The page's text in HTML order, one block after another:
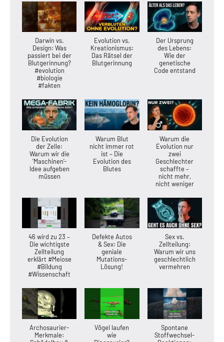
Darwin vs.
Design: Was
passiert bei der
Blutgerinnung?
#evolution
#biologie
#fakten
Evolution vs.
Kreationismus:
Das Rätsel der
Blutgerinnung
Der Ursprung
des Lebens:
Wie der
genetische
Code entstand
Die Evolution
der Zelle:
Warum wir die
'Maschinen'-
Idee aufgeben
müssen
Warum Blut
nicht immer rot
ist – Die
Evolution des
Blutes
Warum die
Evolution nur
zwei
Geschlechter
schaffte –
nicht mehr,
nicht weniger
46 wird zu 23 –
Die wichtigste
Zellteilung
erklärt #Meiose
#Bildung
#Wissenschaft
Defekte Autos
& Sex: Die
geniale
Mutations-
Lösung!
Sex vs.
Zellteilung:
Warum wir uns
geschlechtlich
vermehren
Archosaurier-
Merkmale:
Vögel laufen
wie
Spontane
Stoffwechsel-